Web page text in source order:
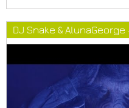
DJ Snake & AlunaGeorge